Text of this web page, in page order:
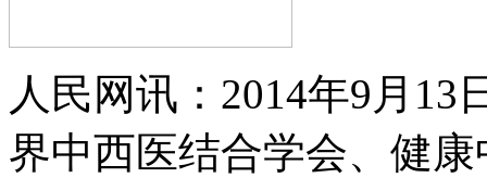
人民网讯：2014年9月
界中西医结合学会、健